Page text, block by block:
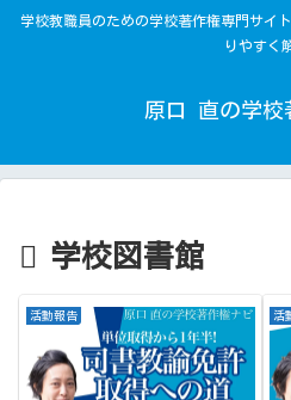
学校教職員のための学校著作権専門サイト
りやすく
原口 直の学校
学校図書館
活動報告 活